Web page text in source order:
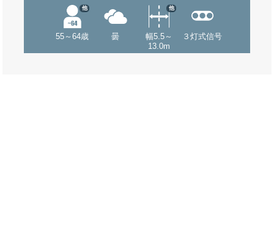
55～64歳
他
曇
幅5.5～
13.0m
他
３灯式信号